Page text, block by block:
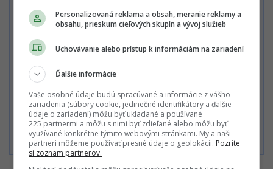
Alebo
Zaplatiť kartou
Súhlasím s Podmienkami ochrany súkromia,Podmienkami
používania,Všeobecnými obchodnými podmienkamia
Podmienkami TrustPay.
Personalizovaná reklama a obsah, meranie reklamy a
obsahu, prieskum cieľových skupín a vývoj služieb
Uchovávanie alebo prístup k informáciám na zariadení
Ďalšie informácie
Vaše osobné údaje budú spracúvané a informácie z vášho
zariadenia (súbory cookie, jedinečné identifikátory a ďalšie
údaje o zariadení) môžu byť ukladané a používané
225 partnermi a môžu s nimi byť zdieľané alebo môžu byť
využívané konkrétne týmito webovými stránkami. My a naši
partneri môžeme používať presné údaje o geolokácii. Pozrite
si zoznam partnerov.